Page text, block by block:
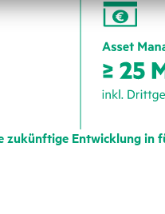
zukünf­tige Entwick­lung in